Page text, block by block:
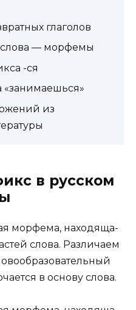
глаголов
— морфемы
-ся
«занимаешься»
из
в русском
мор­фе­ма, нахо­дя­ща­
сло­ва. Различаем
в осно­ву слова.